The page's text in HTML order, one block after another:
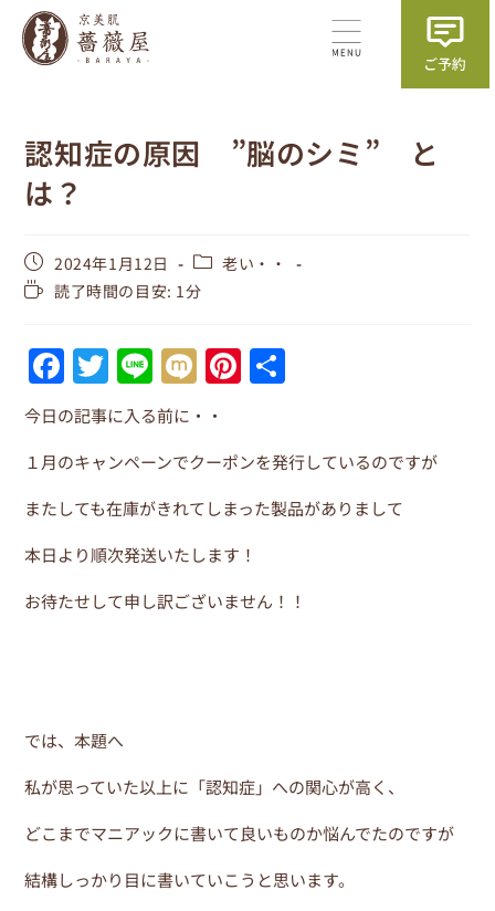
認知症の原因 ”脳のシミ” と
は？
2024年1月12日
老い・・
読了時間の目安: 1分
F
a
c
e
b
o
o
k
T
w
itt
er
Li
n
e
M
ix
Pi
nt
e
st
今日の記事に入る前に・・
１月のキャンペーンでクーポンを発行しているのですが
またしても在庫がきれてしまった製品がありまして
本日より順次発送いたします！
お待たせして申し訳ございません！！
では、本題へ
私が思っていた以上に「認知症」への関心が高く、
どこまでマニアックに書いて良いものか悩んでたのですが
結構しっかり目に書いていこうと思います。